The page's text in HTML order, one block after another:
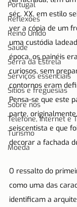
Portugal
Reflexões
Reino Unido
Saúde
Serra da Estrela
Serviços essenciais
Sítios e freguesias
Sobre nós
Telefone, Internet e
Turismo
Moeda
séc. XX, em estilo
ver a cópia de um
uma custódia
época, os painéis
curiosos, sem
contornos eram
Pensa-se que este
parte,
seiscentista e que
decorar a fachada
O ressalto do
como uma das
identificam a